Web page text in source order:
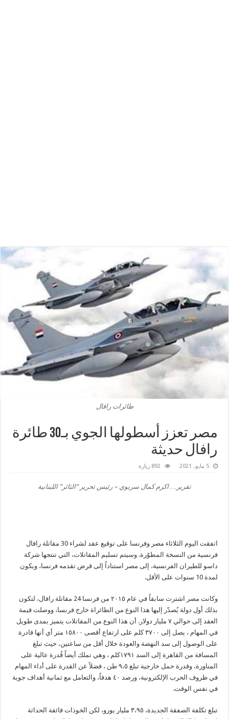
طائرات رافال
مصر تعزز أسطولها الجوي بـ30 طائرة
رافال حديثة
5 مايو، 2021 892 زيارة
تقرير… اكرم كمال سريوي – رئيس تحرير “الثائر” اللبنانية
اتفقت اليوم الثلاثاء مصر وفرنسا على توقيع عقد لشراء 30 مقاتلة رافال
فرنسية من النسخة المطوّرة. وسيتم تسليم المقاتلات، التي تنتجها شركة
داسو للطيران الفرنسية، إلى مصر استناداً إلى قرض تقدمه فرنسا، ويكون
لمدة 10 سنوات على الأقل.
وكانت مصر اشترت سابقاً في عام ٢٠١٥ من فرنسا 24 مقاتلة رافال، لتكون
بذلك أول دولة يُصدّر إليها هذا النوع من الطائراة خارج فرنسا، ووصلت قيمة
العقد إلى حوالي ٧ مليار دولار. أن هذا النوع من المقاتلات يتميز بمدى طويل
في المهام ، يصل إلى ٣٧٠٠ كلم على ارتفاع أقصى ١٥٨٠٠ متر أي أنها قادرة
على الوصول إلى سد النهضة والعودة خلال أقل من ساعتين، حيث تبلغ
المسافة من القاهرة إلى السد ١٧٩١كلم ، وهي تملك أيضاً قُدرة عالية على
المناورة، وقدرة حمل خارجية تبلغ ٩،٥ طن ، فضلاً عن القدرة على أداء المهام
في ظروف الحرب الإلكترونية، ورصد ٤٠ هدفاً، والتعامل مع ثمانية أهداف جوية
في نفس الوقت.
تبلغ تكلفة الصفقة الجديدة، ٣،٩٥ مليار يورو، لكن الخوذات فائقة الحداثة